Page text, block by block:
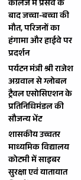
कॉलेज में प्रसव के
बाद जच्चा-बच्चा की
मौत, परिजनों का
हंगामा और हाईवे पर
प्रदर्शन
पर्यटन मंत्री श्री राजेश
अग्रवाल से ग्लोबल
ट्रैवल एसोसिएशन के
प्रतिनिधिमंडल की
सौजन्य भेंट
शासकीय उच्चतर
माध्यमिक विद्यालय
कोटमी में साइबर
सुरक्षा एवं यातायात